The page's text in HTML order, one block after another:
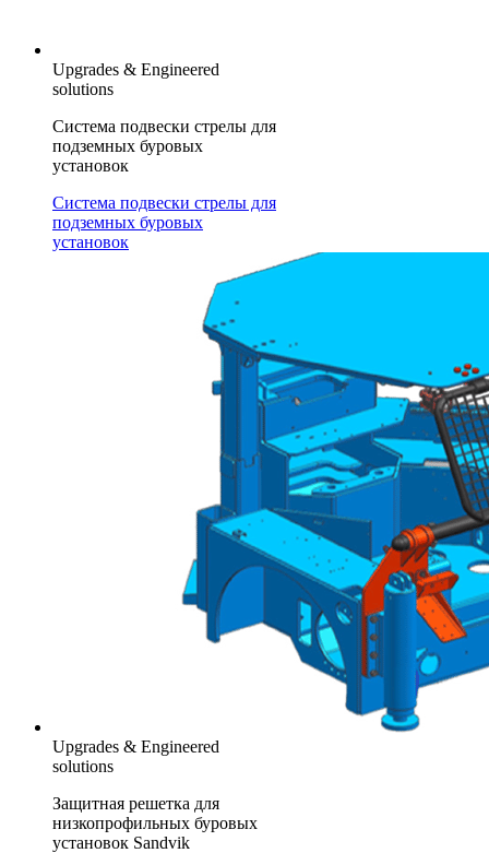
Upgrades & Engineered
solutions
Система подвески стрелы для
подземных буровых
установок
Система подвески стрелы для
подземных буровых
установок
Upgrades & Engineered
solutions
Защитная решетка для
низкопрофильных буровых
установок Sandvik